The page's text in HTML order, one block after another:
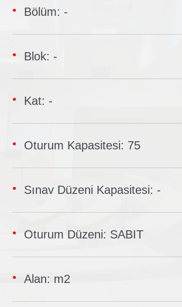
Bölüm: -
Blok: -
Kat: -
Oturum Kapasitesi: 75
Sınav Düzeni Kapasitesi: -
Oturum Düzeni: SABIT
Alan: m2